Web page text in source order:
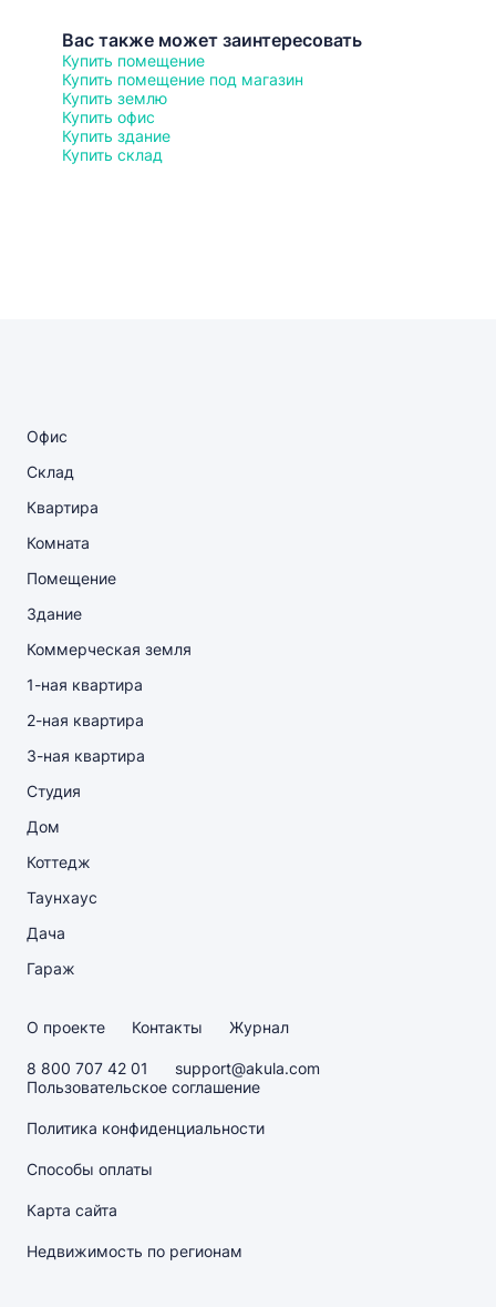
Вас также может заинтересовать
Купить помещение
Купить помещение под магазин
Купить землю
Купить офис
Купить здание
Купить склад
Офис
Склад
Квартира
Комната
Помещение
Здание
Коммерческая земля
1-ная квартира
2-ная квартира
3-ная квартира
Студия
Дом
Коттедж
Таунхаус
Дача
Гараж
О проекте Контакты Журнал
8 800 707 42 01
support@akula.com
Пользовательское соглашение
Политика конфиденциальности
Способы оплаты
Карта сайта
Недвижимость по регионам